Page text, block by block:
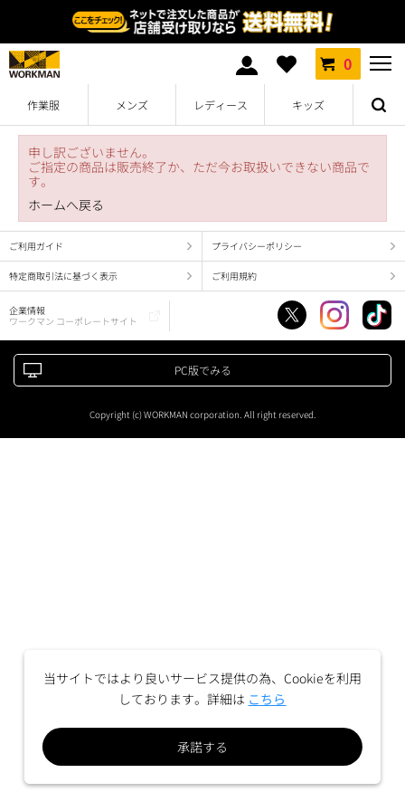
0
作業服 メンズ レディース キッズ
申し訳ございません。
ご指定の商品は販売終了か、ただ今お取扱いできない商品で
す。
ホームへ戻る
ご利用ガイド プライバシーポリシー
特定商取引法に基づく表示 ご利用規約
企業情報
ワークマン コーポレートサイト
PC版でみる
Copyright (c) WORKMAN corporation. All right reserved.
当サイトではより良いサービス提供の為、Cookieを利用
しております。詳細は こちら
承諾する